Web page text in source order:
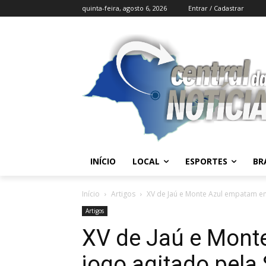
quinta-feira, agosto 6, 2026 Entrar / Cadastrar
INÍCIO LOCAL ESPORTES
Início Artigos XV de Jaú e Monte Azul empatam
Artigos
XV de Jaú e